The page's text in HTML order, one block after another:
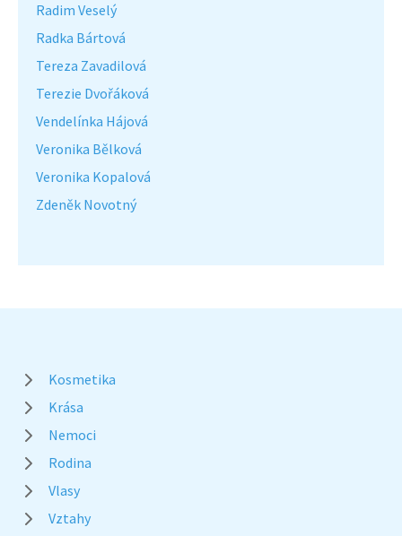
Radim Veselý
Radka Bártová
Tereza Zavadilová
Terezie Dvořáková
Vendelínka Hájová
Veronika Bělková
Veronika Kopalová
Zdeněk Novotný
Kosmetika
Krása
Nemoci
Rodina
Vlasy
Vztahy